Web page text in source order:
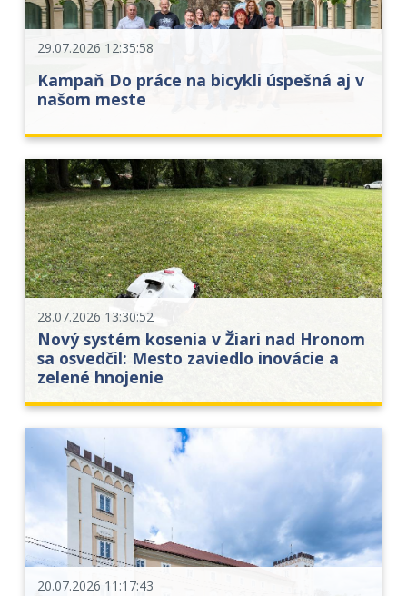
29.07.2026 12:35:58
Kampaň Do práce na bicykli úspešná aj v
našom meste
28.07.2026 13:30:52
Nový systém kosenia v Žiari nad Hronom
sa osvedčil: Mesto zaviedlo inovácie a
zelené hnojenie
20.07.2026 11:17:43